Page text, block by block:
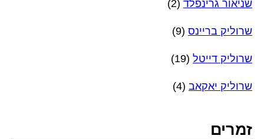
שניאור גרינפלד (2)
שרוליק בריינס (9)
שרוליק דייטל (19)
שרוליק יאקאב (4)
זמרים